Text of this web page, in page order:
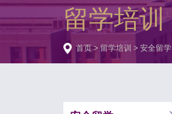
留学培训
首页 > 留学培训 > 安全留学